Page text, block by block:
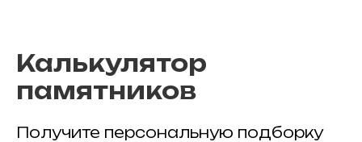
Калькулятор
памятников
Получите персональную подборку